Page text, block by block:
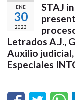
ENE
30
2023
STAJ
Letrados A.J.,
Auxilio judicial,
Especiales